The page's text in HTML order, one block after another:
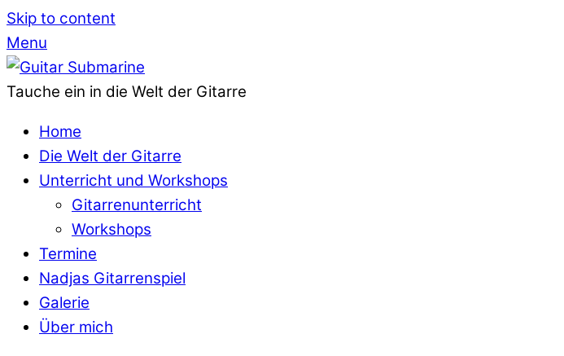
Skip to content
Menu
Tauche ein in die Welt der Gitarre
Home
Die Welt der Gitarre
Unterricht und Workshops
Gitarrenunterricht
Workshops
Termine
Nadjas Gitarrenspiel
Galerie
Über mich